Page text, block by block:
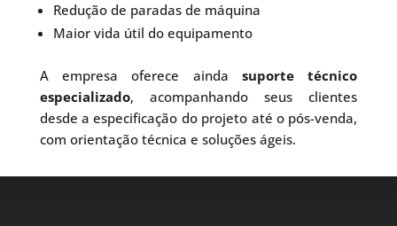
Redução de paradas de máquina
Maior vida útil do equipamento
A empresa oferece ainda suporte técnico
especializado, acompanhando seus clientes
desde a especificação do projeto até o pós-venda,
com orientação técnica e soluções ágeis.